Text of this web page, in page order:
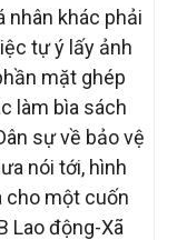
nhân khác phải
tự ý lấy ảnh
mặt ghép
làm bìa sách
sự về bảo vệ
nói tới, hình
cho một cuốn
Lao động-Xã